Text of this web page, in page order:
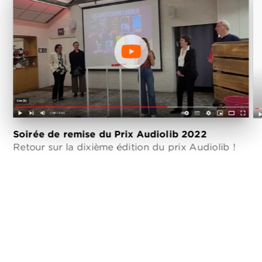
Soirée de remise du Prix Audiolib 2022
Retour sur la dixième édition du prix Audiolib !